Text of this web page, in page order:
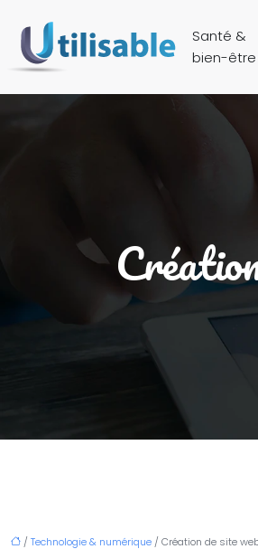
Santé &
bien-être
/Technologie & numérique / Création de site